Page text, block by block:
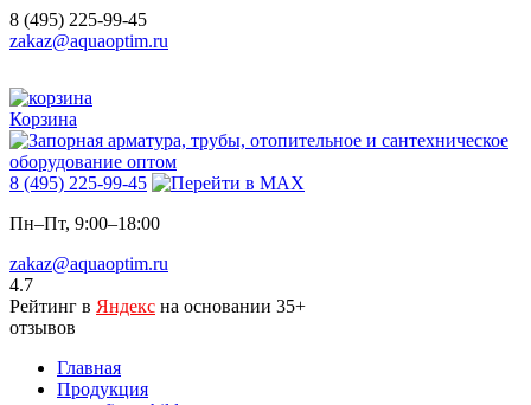
8 (495) 225-99-45
zakaz@aquaoptim.ru
Корзина
8 (495) 225-99-45
Пн–Пт, 9:00–18:00
zakaz@aquaoptim.ru
4.7
Рейтинг в Яндекс на основании 35+
отзывов
Главная
Продукция